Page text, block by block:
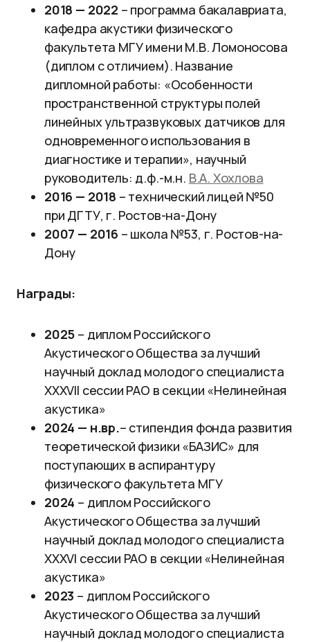
2018 — 2022 – программа бакалавриата,
кафедра акустики физического
факультета МГУ имени М.В. Ломоносова
(диплом с отличием). Название
дипломной работы: «Особенности
пространственной структуры полей
линейных ультразвуковых датчиков для
одновременного использования в
диагностике и терапии», научный
руководитель: д.ф.-м.н. В.А. Хохлова
2016 — 2018 – технический лицей №50
при ДГТУ, г. Ростов-на-Дону
2007 — 2016 – школа №53, г. Ростов-на-
Дону
Награды:
2025 – диплом Российского
Акустического Общества за лучший
научный доклад молодого специалиста
XXXVII сессии РАО в секции «Нелинейная
акустика»
2024 — н.вр.– стипендия фонда развития
теоретической физики «БАЗИС» для
поступающих в аспирантуру
физического факультета МГУ
2024 – диплом Российского
Акустического Общества за лучший
научный доклад молодого специалиста
XXXVI сессии РАО в секции «Нелинейная
акустика»
2023 – диплом Российского
Акустического Общества за лучший
научный доклад молодого специалиста